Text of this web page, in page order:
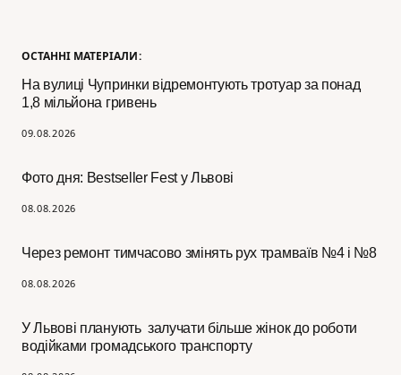
ОСТАННІ МАТЕРІАЛИ:
На вулиці Чупринки відремонтують тротуар за понад
1,8 мільйона гривень
09.08.2026
Фото дня: Bestseller Fest у Львові
08.08.2026
Через ремонт тимчасово змінять рух трамваїв №4 і №8
08.08.2026
У Львові планують залучати більше жінок до роботи
водійками громадського транспорту